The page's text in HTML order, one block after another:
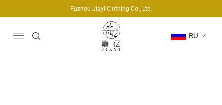
Fuzhou Jiayi Clothing Co., Ltd.
RU